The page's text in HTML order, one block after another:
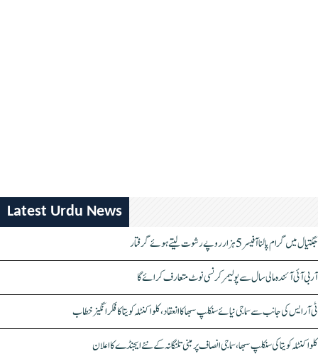
Latest Urdu News
جگتیال میں گرام پالنا آفیسر 5 ہزار روپے رشوت لیتے ہوئے گرفتار
آر بی آئی آئندہ مالی سال سے پولیمر کرنسی نوٹ متعارف کرائے گا
ٹی آر ایس کی جانب سے سماجی نیائے سنکلپ سبھا کا انعقاد، کلواکنٹلہ کویتا کا فکر انگیز خطاب
کلواکنٹلہ کویتا کی سنکلپ سبھا، سماجی انصاف پر مبنی تلنگانہ کے نئے ایجنڈے کا اعلان